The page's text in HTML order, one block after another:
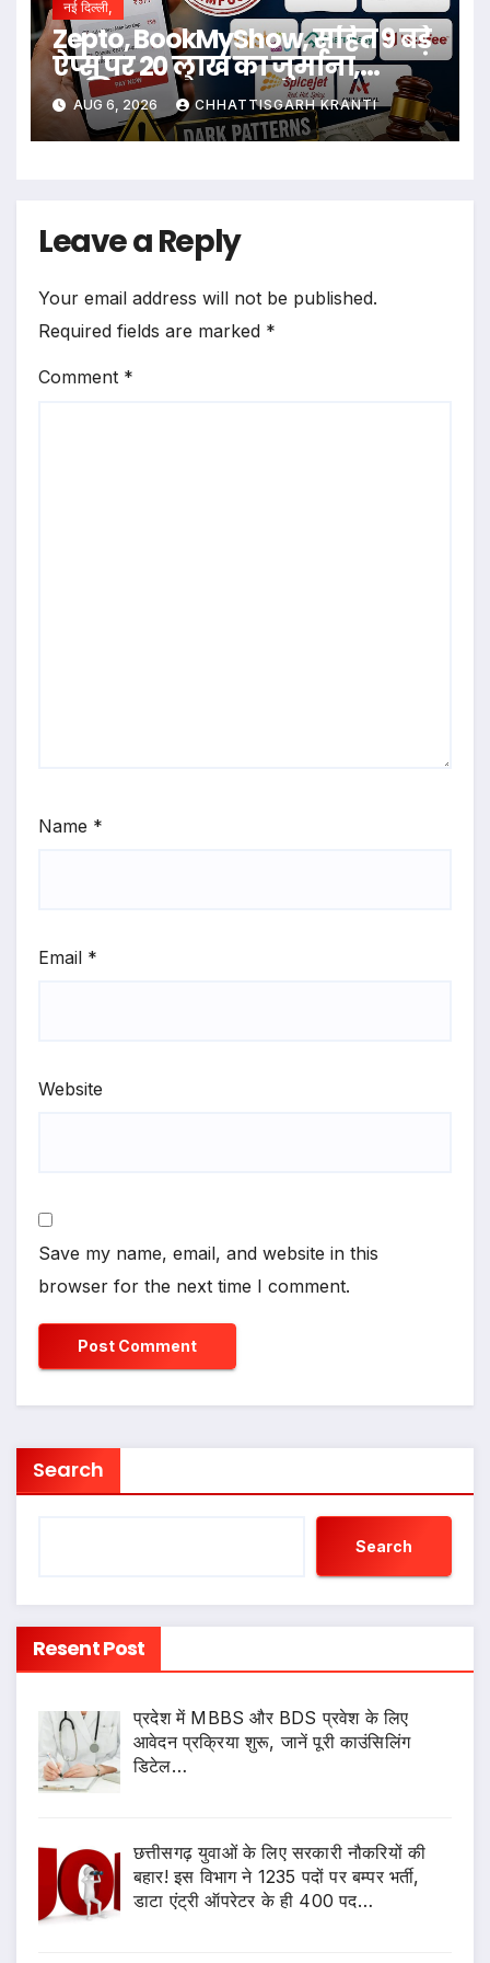
नई दिल्ली,
Zepto, BookMyShow, सहित 9 बड़े
ऐप्स पर 20 लाख का जुर्माना,
जानिए क्या है मामला
AUG 6, 2026 CHHATTISGARH KRANTI
Leave a Reply
Your email address will not be published.
Required fields are marked *
Comment *
Name *
Email *
Website
Save my name, email, and website in this
browser for the next time I comment.
Search
Search
Resent Post
प्रदेश में MBBS और BDS प्रवेश के लिए
आवेदन प्रक्रिया शुरू, जानें पूरी काउंसिलिंग
डिटेल…
छत्तीसगढ़ युवाओं के लिए सरकारी नौकरियों की
बहार! इस विभाग ने 1235 पदों पर बम्पर भर्ती,
डाटा एंट्री ऑपरेटर के ही 400 पद…